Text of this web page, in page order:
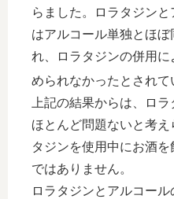
らました。ロラタジン
はアルコール単独とほ
れ、ロラタジンの併用
められなかったとされて
上記の結果からは、ロ
ほとんど問題ないと考
タジンを使用中にお酒
ではありません。
ロラタジンとアルコー